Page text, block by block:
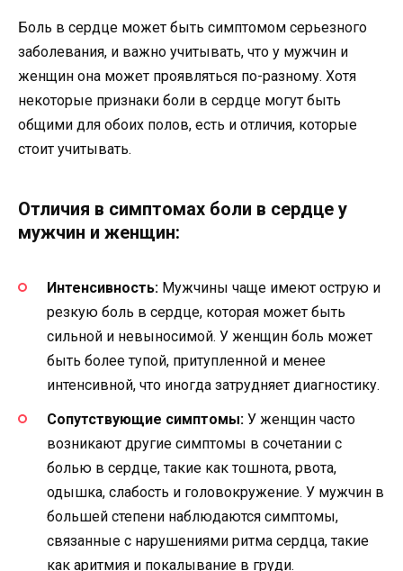
Боль в сердце может быть симптомом серьезного
заболевания, и важно учитывать, что у мужчин и
женщин она может проявляться по-разному. Хотя
некоторые признаки боли в сердце могут быть
общими для обоих полов, есть и отличия, которые
стоит учитывать.
Отличия в симптомах боли в сердце у
мужчин и женщин:
Интенсивность: Мужчины чаще имеют острую и
резкую боль в сердце, которая может быть
сильной и невыносимой. У женщин боль может
быть более тупой, притупленной и менее
интенсивной, что иногда затрудняет диагностику.
Сопутствующие симптомы: У женщин часто
возникают другие симптомы в сочетании с
болью в сердце, такие как тошнота, рвота,
одышка, слабость и головокружение. У мужчин в
большей степени наблюдаются симптомы,
связанные с нарушениями ритма сердца, такие
как аритмия и покалывание в груди.